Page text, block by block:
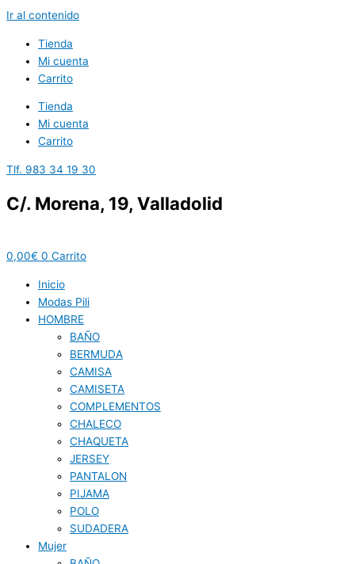
Ir al contenido
Tienda
Mi cuenta
Carrito
Tienda
Mi cuenta
Carrito
Tlf. 983 34 19 30
C/. Morena, 19, Valladolid
0,00€ 0 Carrito
Inicio
Modas Pili
HOMBRE
BAÑO
BERMUDA
CAMISA
CAMISETA
COMPLEMENTOS
CHALECO
CHAQUETA
JERSEY
PANTALON
PIJAMA
POLO
SUDADERA
Mujer